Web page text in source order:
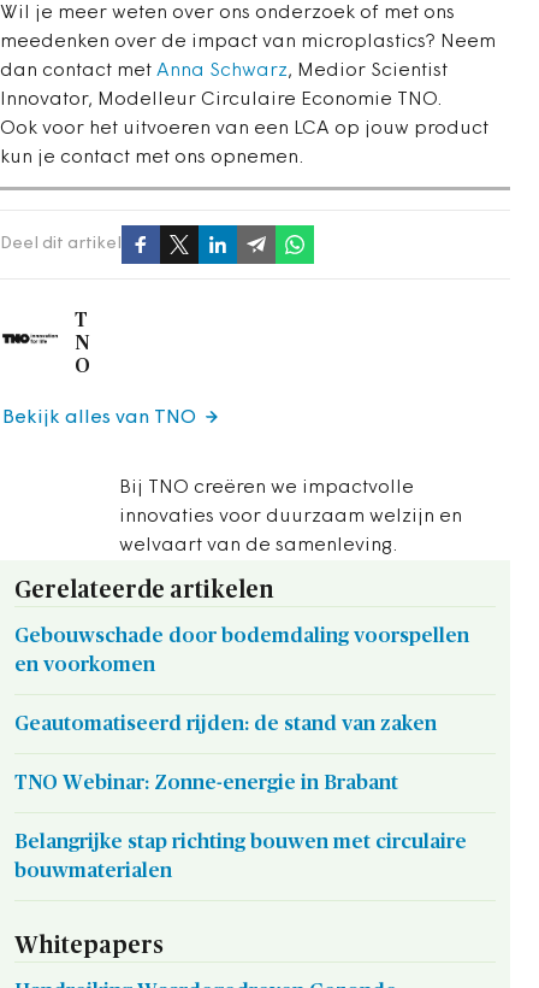
Wil je meer weten over ons onderzoek of met ons
meedenken over de impact van microplastics? Neem
dan contact met Anna Schwarz, Medior Scientist
Innovator, Modelleur Circulaire Economie TNO.
Ook voor het uitvoeren van een LCA op jouw product
kun je contact met ons opnemen.
Deel dit artikel
T
N
O
Bij TNO creëren we impactvolle
innovaties voor duurzaam welzijn en
welvaart van de samenleving.
Bekijk alles van TNO
Gerelateerde artikelen
Gebouwschade door bodemdaling voorspellen
en voorkomen
Geautomatiseerd rijden: de stand van zaken
TNO Webinar: Zonne-energie in Brabant
Belangrijke stap richting bouwen met circulaire
bouwmaterialen
Whitepapers